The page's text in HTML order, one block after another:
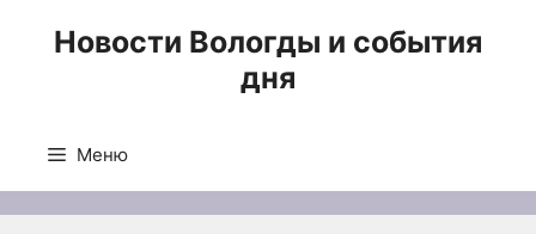
Новости Вологды и события
дня
Меню